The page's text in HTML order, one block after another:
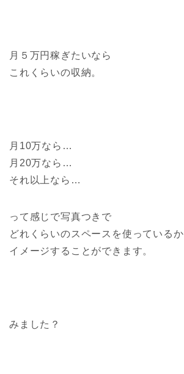
月５万円稼ぎたいなら
これくらいの収納。
月10万なら…
月20万なら…
それ以上なら…
って感じで写真つきで
どれくらいのスペースを使っているか
イメージすることができます。
みました？